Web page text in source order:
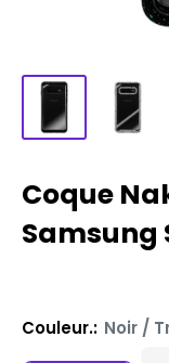
Coque
Samsung
Couleur.: Noir /